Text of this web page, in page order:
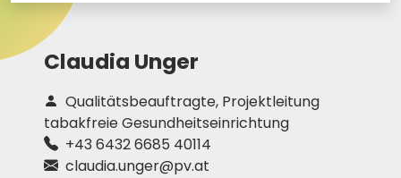
Claudia Unger
Qualitätsbeauftragte, Projektleitung
tabakfreie Gesundheitseinrichtung
+43 6432 6685 40114
claudia.unger@pv.at